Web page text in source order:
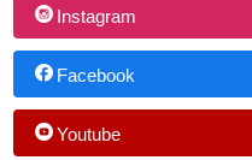
Instagram
Facebook
Youtube